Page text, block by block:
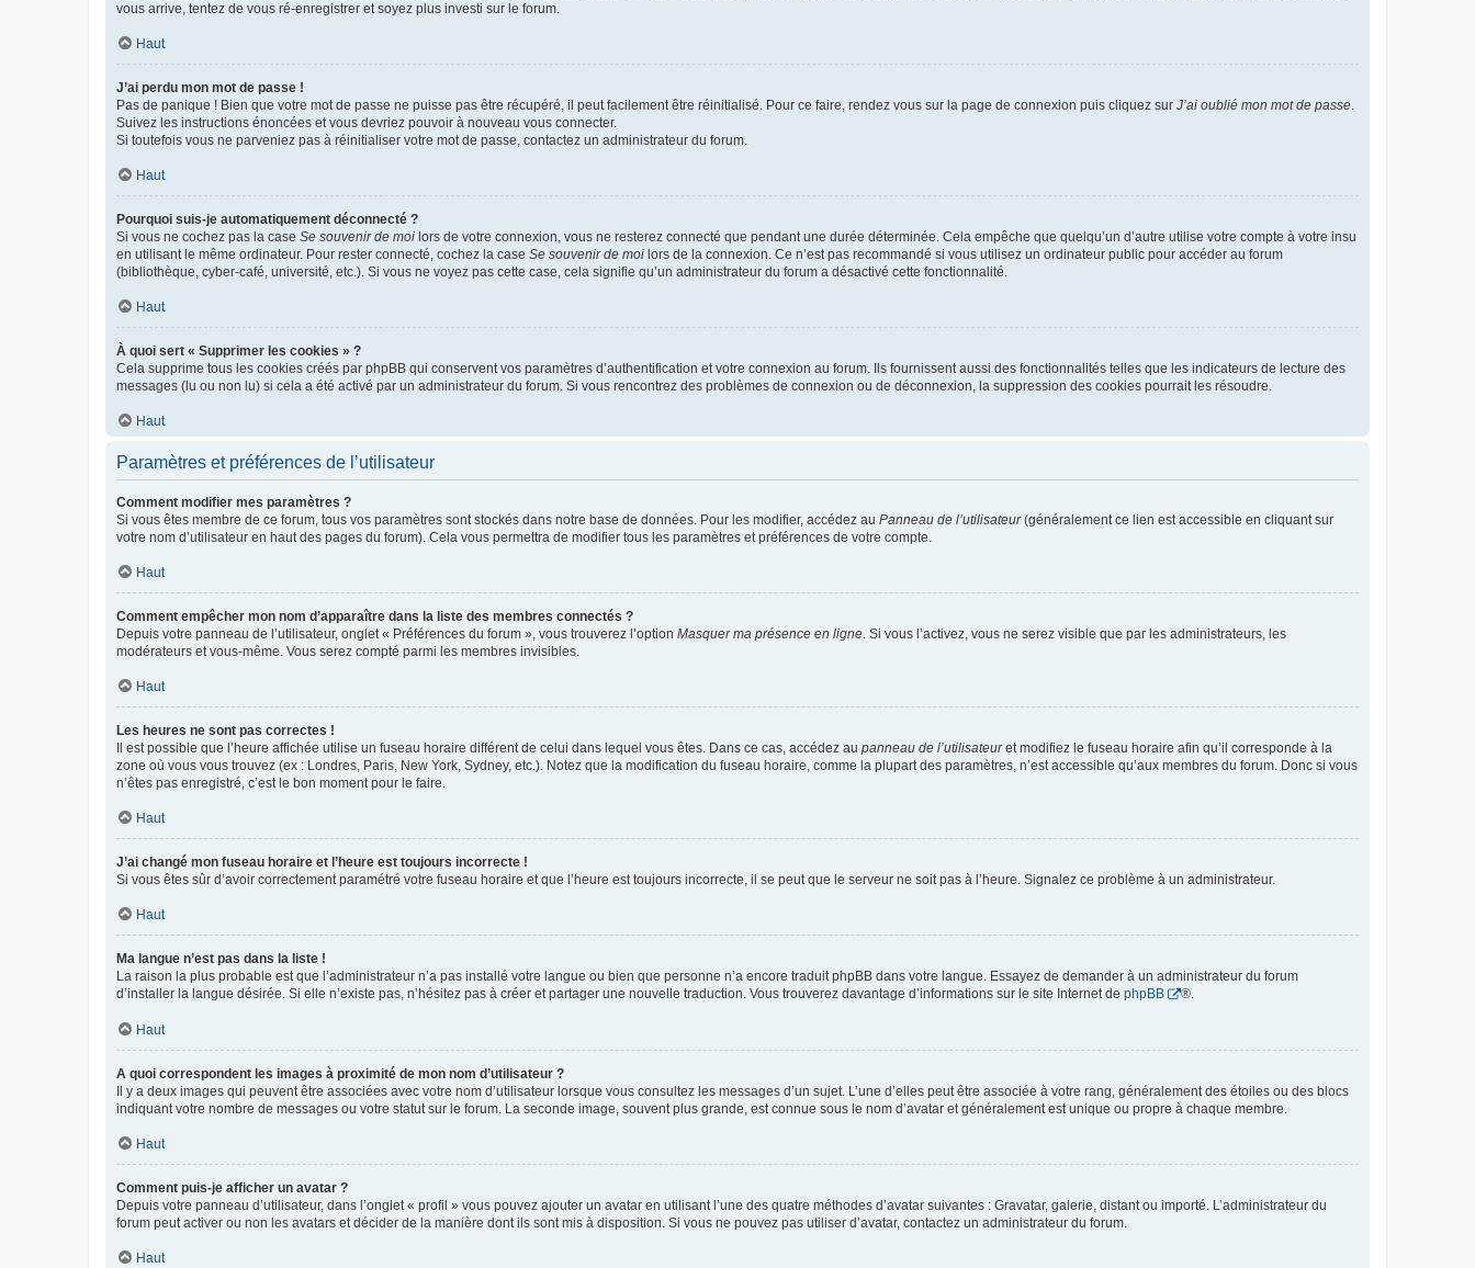
vous arrive, tentez de vous ré-enregistrer et soyez plus investi sur le forum.
Haut
J’ai perdu mon mot de passe !
Pas de panique ! Bien que votre mot de passe ne puisse pas être récupéré, il peut facilement être réinitialisé. Pour ce faire, rendez vous sur la page de connexion puis cliquez sur J’ai oublié mon mot de passe.
Suivez les instructions énoncées et vous devriez pouvoir à nouveau vous connecter.
Si toutefois vous ne parveniez pas à réinitialiser votre mot de passe, contactez un administrateur du forum.
Haut
Pourquoi suis-je automatiquement déconnecté ?
Si vous ne cochez pas la case Se souvenir de moi lors de votre connexion, vous ne resterez connecté que pendant une durée déterminée. Cela empêche que quelqu’un d’autre utilise votre compte à votre insu
en utilisant le même ordinateur. Pour rester connecté, cochez la case Se souvenir de moi lors de la connexion. Ce n’est pas recommandé si vous utilisez un ordinateur public pour accéder au forum
(bibliothèque, cyber-café, université, etc.). Si vous ne voyez pas cette case, cela signifie qu’un administrateur du forum a désactivé cette fonctionnalité.
Haut
À quoi sert « Supprimer les cookies » ?
Cela supprime tous les cookies créés par phpBB qui conservent vos paramètres d’authentification et votre connexion au forum. Ils fournissent aussi des fonctionnalités telles que les indicateurs de lecture des
messages (lu ou non lu) si cela a été activé par un administrateur du forum. Si vous rencontrez des problèmes de connexion ou de déconnexion, la suppression des cookies pourrait les résoudre.
Haut
Paramètres et préférences de l’utilisateur
Comment modifier mes paramètres ?
Si vous êtes membre de ce forum, tous vos paramètres sont stockés dans notre base de données. Pour les modifier, accédez au Panneau de l’utilisateur(généralement ce lien est accessible en cliquant sur
votre nom d’utilisateur en haut des pages du forum). Cela vous permettra de modifier tous les paramètres et préférences de votre compte.
Haut
Comment empêcher mon nom d’apparaître dans la liste des membres connectés ?
Depuis votre panneau de l’utilisateur, onglet « Préférences du forum », vous trouverez l’option Masquer ma présence en ligne. Si vous l’activez, vous ne serez visible que par les administrateurs, les
modérateurs et vous-même. Vous serez compté parmi les membres invisibles.
Haut
Les heures ne sont pas correctes !
Il est possible que l’heure affichée utilise un fuseau horaire différent de celui dans lequel vous êtes. Dans ce cas, accédez au panneau de l’utilisateuret modifiez le fuseau horaire afin qu’il corresponde à la
zone où vous vous trouvez (ex : Londres, Paris, New York, Sydney, etc.). Notez que la modification du fuseau horaire, comme la plupart des paramètres, n’est accessible qu’aux membres du forum. Donc si vous
n’êtes pas enregistré, c’est le bon moment pour le faire.
Haut
J’ai changé mon fuseau horaire et l’heure est toujours incorrecte !
Si vous êtes sûr d’avoir correctement paramétré votre fuseau horaire et que l’heure est toujours incorrecte, il se peut que le serveur ne soit pas à l’heure. Signalez ce problème à un administrateur.
Haut
Ma langue n’est pas dans la liste !
La raison la plus probable est que l’administrateur n’a pas installé votre langue ou bien que personne n’a encore traduit phpBB dans votre langue. Essayez de demander à un administrateur du forum
d’installer la langue désirée. Si elle n’existe pas, n’hésitez pas à créer et partager une nouvelle traduction. Vous trouverez davantage d’informations sur le site Internet de phpBB ®.
Haut
A quoi correspondent les images à proximité de mon nom d’utilisateur ?
Il y a deux images qui peuvent être associées avec votre nom d’utilisateur lorsque vous consultez les messages d’un sujet. L’une d’elles peut être associée à votre rang, généralement des étoiles ou des blocs
indiquant votre nombre de messages ou votre statut sur le forum. La seconde image, souvent plus grande, est connue sous le nom d’avatar et généralement est unique ou propre à chaque membre.
Haut
Comment puis-je afficher un avatar ?
Depuis votre panneau d’utilisateur, dans l’onglet « profil » vous pouvez ajouter un avatar en utilisant l’une des quatre méthodes d’avatar suivantes : Gravatar, galerie, distant ou importé. L’administrateur du
forum peut activer ou non les avatars et décider de la manière dont ils sont mis à disposition. Si vous ne pouvez pas utiliser d’avatar, contactez un administrateur du forum.
Haut